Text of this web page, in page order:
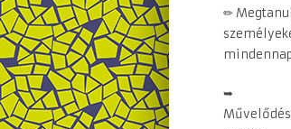
✏
➥